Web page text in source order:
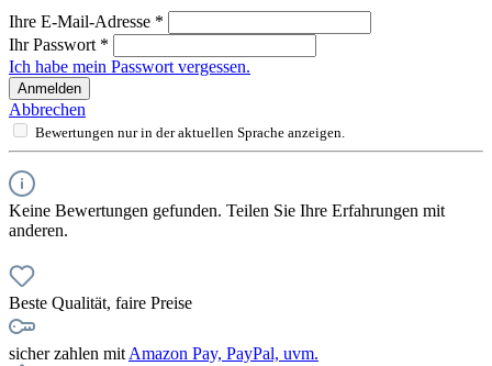
Ihre E-Mail-Adresse *
Ihr Passwort *
Ich habe mein Passwort vergessen.
Anmelden
Abbrechen
Bewertungen nur in der aktuellen Sprache anzeigen.
Keine Bewertungen gefunden. Teilen Sie Ihre Erfahrungen mit
anderen.
Beste Qualität, faire Preise
sicher zahlen mit Amazon Pay, PayPal, uvm.